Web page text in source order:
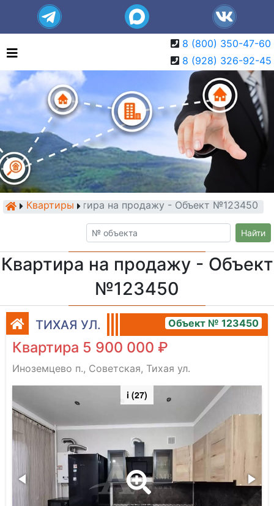
8 (800) 350-47-60
8 (928) 326-92-45
КвартирыКвартира на продажу - Объект №123450
Найти
Квартира на продажу - Объект
№123450
ТИХАЯ УЛ. Объект № 123450
Квартира 5 900 000 ₽
Иноземцево п., Советская, Тихая ул.
i (27)